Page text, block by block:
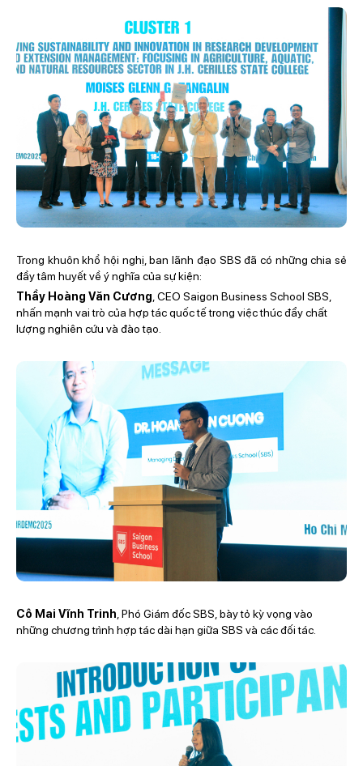
Trong khuôn khổ hội nghị, ban lãnh đạo SBS đã có những chia sẻ
đầy tâm huyết về ý nghĩa của sự kiện:
Thầy Hoàng Văn Cương , CEO Saigon Business School SBS,
nhấn mạnh vai trò của hợp tác quốc tế trong việc thúc đẩy chất
lượng nghiên cứu và đào tạo.
Cô Mai Vĩnh Trinh , Phó Giám đốc SBS, bày tỏ kỳ vọng vào
những chương trình hợp tác dài hạn giữa SBS và các đối tác.